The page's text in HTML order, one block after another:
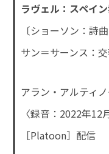
ラヴェル：スペイ
〔ショーソン：詩
サン＝サーンス：
アラン・アルティ
〈録音：2022年12
［Platoon］配信